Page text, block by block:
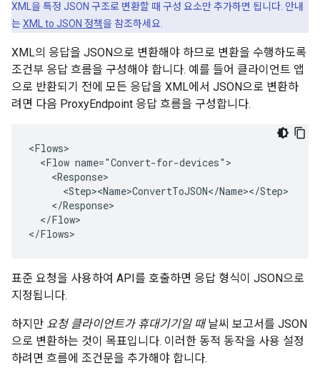
XML을 특정 JSON 구조로 변환할 때 구성 요소만 추가하면 됩니다. 안내
는XML to JSON 정책을 참조하세요.
XML의 응답을 JSON으로 변환해야 하므로 변환을 수행하도록
조건부 응답 흐름을 구성해야 합니다. 예를 들어 클라이언트 앱
으로 반환되기 전에 모든 응답을 XML에서 JSON으로 변환하
려면 다음 ProxyEndpoint 응답 흐름을 구성합니다.
<Flows>
  <Flow name="Convert-for-devices">
    <Response>
      <Step><Name>ConvertToJSON</Name></Step>
    </Response>
  </Flow>
</Flows>
표준 요청을 사용하여 API를 호출하면 응답 형식이 JSON으로
지정됩니다.
하지만 요청 클라이언트가 휴대기기일 때날씨 보고서를 JSON
으로 변환하는 것이 목표입니다. 이러한 동적 동작을 사용 설정
하려면 흐름에 조건문을 추가해야 합니다.